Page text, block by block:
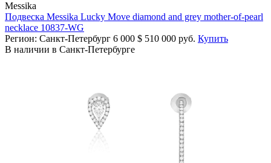
Messika
Подвеска Messika Lucky Move diamond and grey mother-of-pearl
necklace 10837-WG
Регион: Санкт-Петербург 6 000 $ 510 000 руб. Купить
В наличии в Санкт-Петербурге